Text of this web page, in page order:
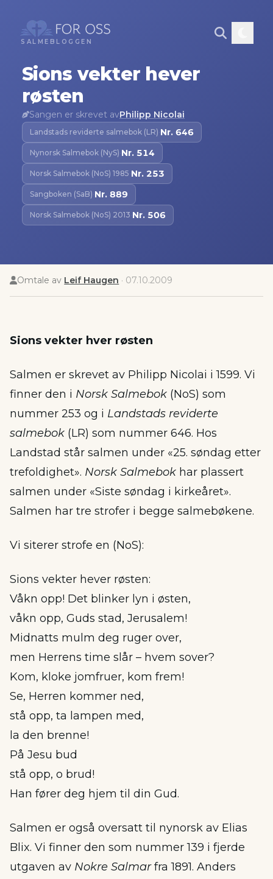
SALMEBLOGGEN
Sions vekter hever
røsten
Sangen er skrevet avPhilipp Nicolai
Landstads reviderte salmebok (LR)·Nr. 646
Nynorsk Salmebok (NyS)·Nr. 514
Norsk Salmebok (NoS) 1985·Nr. 253
Sangboken (SaB)·Nr. 889
Norsk Salmebok (NoS) 2013·Nr. 506
Omtale av Leif Haugen · 07.10.2009
Sions vekter hver røsten
Salmen er skrevet av Philipp Nicolai i 1599. Vi
finner den i Norsk Salmebok (NoS) som
nummer 253 og i Landstads reviderte
salmebok (LR) som nummer 646. Hos
Landstad står salmen under «25. søndag etter
trefoldighet». Norsk Salmebok har plassert
salmen under «Siste søndag i kirkeåret».
Salmen har tre strofer i begge salmebøkene.
Vi siterer strofe en (NoS):
Sions vekter hever røsten:
Våkn opp! Det blinker lyn i østen,
våkn opp, Guds stad, Jerusalem!
Midnatts mulm deg ruger over,
men Herrens time slår – hvem sover?
Kom, kloke jomfruer, kom frem!
Se, Herren kommer ned,
stå opp, ta lampen med,
la den brenne!
På Jesu bud
stå opp, o brud!
Han fører deg hjem til din Gud.
Salmen er også oversatt til nynorsk av Elias
Blix. Vi finner den som nummer 139 i fjerde
utgaven av Nokre Salmarfra 1891. Anders